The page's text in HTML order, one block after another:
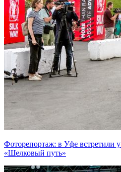
Фоторепортаж: в Уфе встретили
«Шелковый путь»